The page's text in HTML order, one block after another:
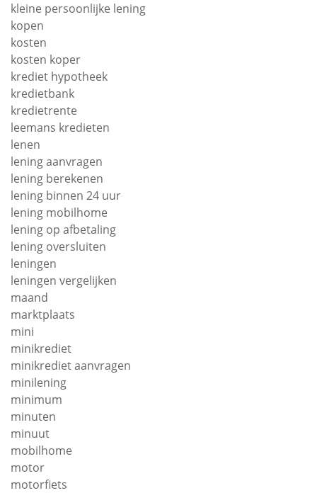
kleine persoonlijke lening
kopen
kosten
kosten koper
krediet hypotheek
kredietbank
kredietrente
leemans kredieten
lenen
lening aanvragen
lening berekenen
lening binnen 24 uur
lening mobilhome
lening op afbetaling
lening oversluiten
leningen
leningen vergelijken
maand
marktplaats
mini
minikrediet
minikrediet aanvragen
minilening
minimum
minuten
minuut
mobilhome
motor
motorfiets